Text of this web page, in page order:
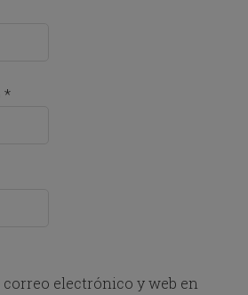
*
correo electrónico y web en